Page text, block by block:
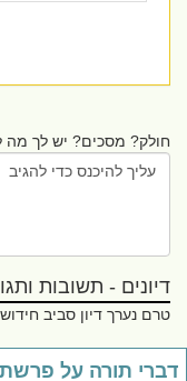
חולק? מסכים? יש לך מה
דיונים - תשובות
טרם נערך דיון סביב חידוש זה
תורה על פרשת